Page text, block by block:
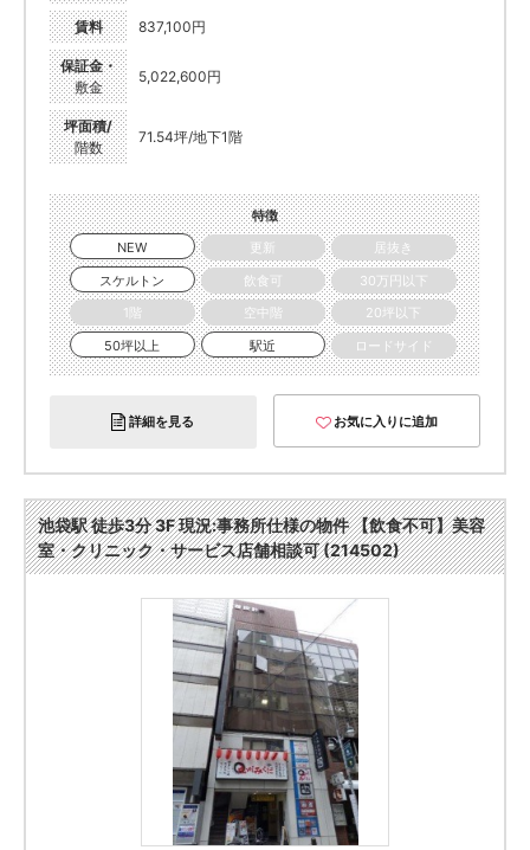
賃料 837,100円
保証金・
敷金
5,022,600円
坪面積/
階数
71.54坪/地下1階
特徴
NEW
更新
居抜き
スケルトン
飲食可
30万円以下
1階
空中階
20坪以下
50坪以上
駅近 ロードサイド
詳細を見る お気に入りに追加
池袋駅 徒歩3分 3F 現況:事務所仕様の物件 【飲食不可】美容
室・クリニック・サービス店舗相談可 (214502)